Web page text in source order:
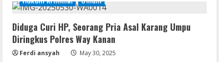
1
Lan
Assassin’s Creed Shadows Digital
Deluxe Edition Cracked Rune Release
for Desktop
Diduga Curi HP, Seorang Pria Asal Karang Umpu
Diringkus Polres Way Kanan
Ferdi ansyah May 30, 2025